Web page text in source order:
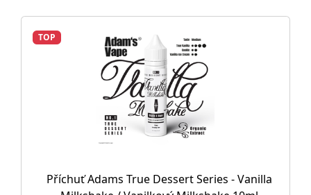
TOP
Příchuť Adams True Dessert Series - Vanilla